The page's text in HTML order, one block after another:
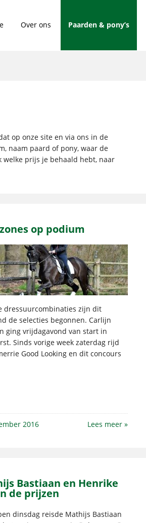
Over ons Paarden & pony’s
op onze site en via ons in de
naam paard of pony, waar de
welke prijs je behaald hebt, naar
op podium
dressuurcombinaties zijn dit
de selecties begonnen. Carlijn
ging vrijdagavond van start in
Sinds vorige week zaterdag rijd
Good Looking en dit concours
2016 Lees meer »
Bastiaan en Henrike
de prijzen
dinsdag reisde Mathijs Bastiaan